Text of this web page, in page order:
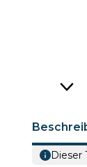
Dieser